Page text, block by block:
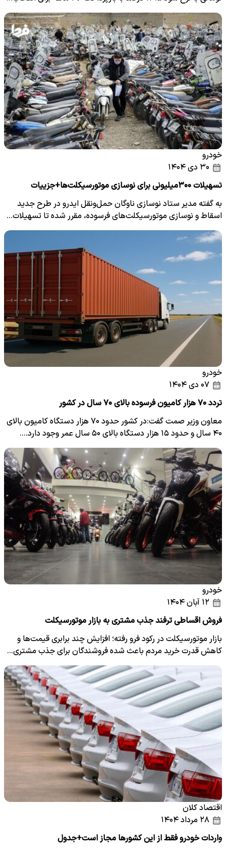
خودرو
تسهیلات ۳۰۰میلیونی برای نوسازی موتورسیکلت‌‌ها+جزییات
به گفته مدیر ستاد نوسازی ناوگان حمل‌ونقل ایدرو در طرح جدید
اسقاط و نوسازی موتورسیکلت‌های فرسوده، مقرر شده تا تسهیلات…
خودرو
تردد ۷۰ هزار کامیون فرسوده بالای ۷۰ سال در کشور
معاون وزیر صمت گفت:در کشور حدود ۷۰ هزار دستگاه کامیون بالای
۴۰ سال و حدود ۱۵ هزار دستگاه بالای ۵۰ سال عمر وجود دارد.…
خودرو
فروش اقساطی ترفند جذب مشتری به بازار موتورسیکلت
بازار موتورسیکلت در رکود فرو رفته؛ افزایش چند برابری قیمت‌ها و
کاهش قدرت خرید مردم باعث شده فروشندگان برای جذب مشتری…
اقتصاد کلان
واردات خودرو فقط از این کشورها مجاز است+جدول